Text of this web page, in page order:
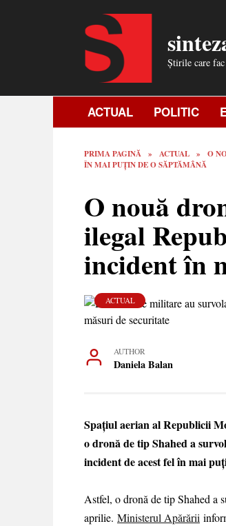
Știrile care
ACTUAL POLITIC
PRIMA PAGINĂ » ACTUAL »
O
ÎN MAI PUȚIN DE O SĂPTĂMÂNĂ
O nouă
ilegal
incident în
ACTUAL
AUTHOR
Daniela Balan
Spațiul aerian al Republicii
o dronă de tip Shahed a
incident de acest fel în mai
Astfel, o dronă de tip Shahed a
aprilie. Ministerul Apărării